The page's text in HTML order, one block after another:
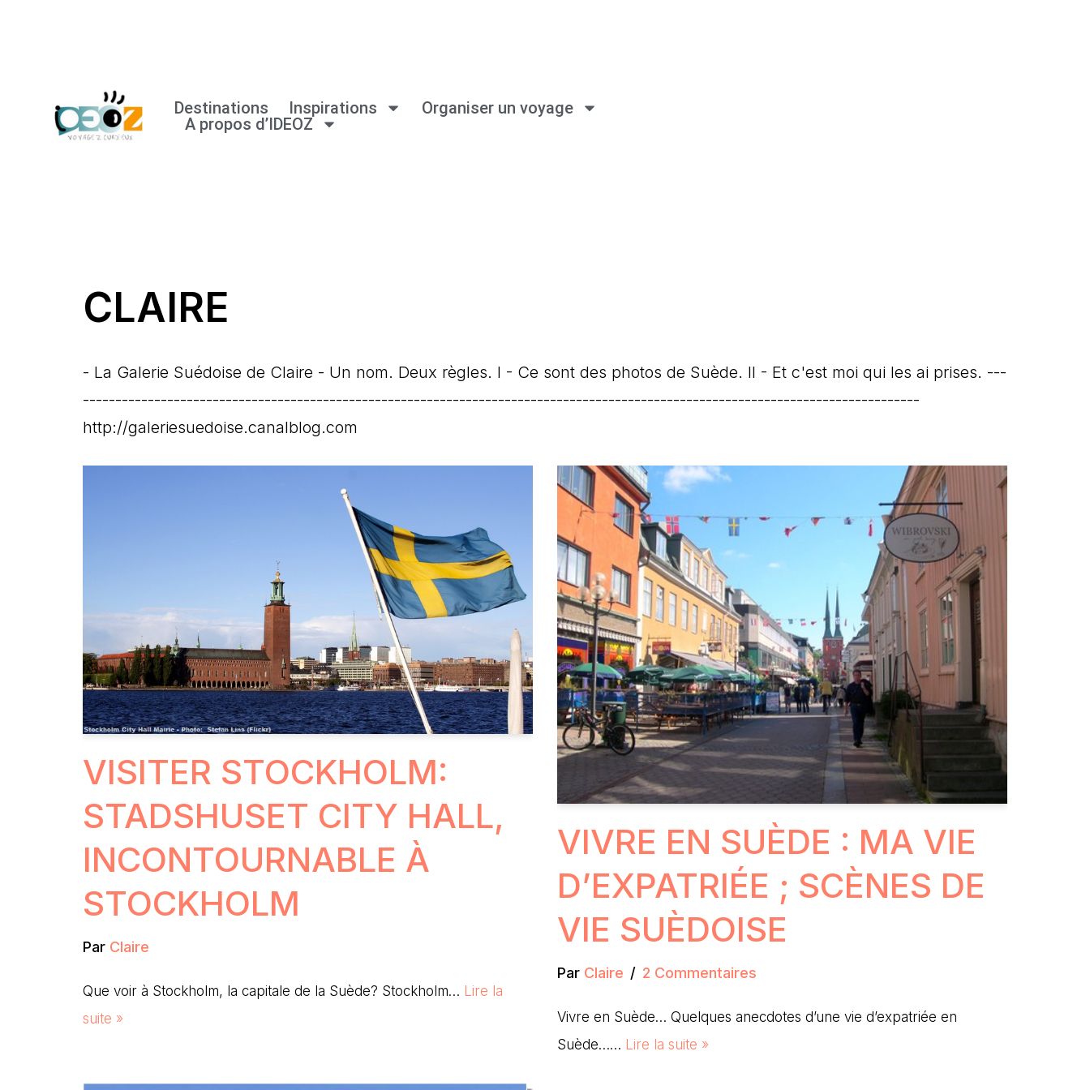
contenu
Destinations Inspirations
Organiser un voyage
A propos d’IDEOZ
CLAIRE
- La Galerie Suédoise de Claire - Un nom. Deux règles. I - Ce sont des photos de Suède. II - Et c'est moi qui les ai prises. ---
---------------------------------------------------------------------------------------------------------------------------------
http://galeriesuedoise.canalblog.com
VISITER STOCKHOLM:
STADSHUSET CITY HALL,
INCONTOURNABLE À
STOCKHOLM
Par Claire
Que voir à Stockholm, la capitale de la Suède? Stockholm… Lire la
suite »
VIVRE EN SUÈDE : MA VIE
D’EXPATRIÉE ; SCÈNES DE
VIE SUÈDOISE
Par Claire 2 Commentaires
Vivre en Suède… Quelques anecdotes d’une vie d’expatriée en
Suède…… Lire la suite »